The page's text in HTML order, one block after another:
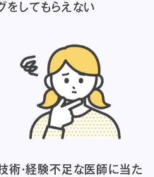
をしてもらえない
術・経験不足な医師に当た